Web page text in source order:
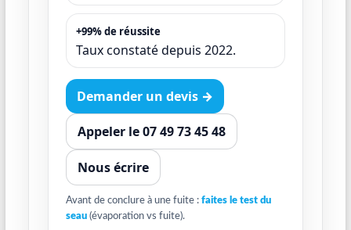
+99% de réussite
Taux constaté depuis 2022.
Demander un devis →
Appeler le 07 49 73 45 48
Nous écrire
Avant de conclure à une fuite : faites le test du
seau(évaporation vs fuite).